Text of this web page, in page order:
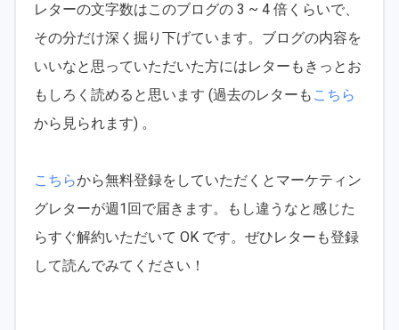
レターの文字数はこのブログの 3 ~ 4 倍くらいで、
その分だけ深く掘り下げています。ブログの内容を
いいなと思っていただいた方にはレターもきっとお
もしろく読めると思います (過去のレターも こちら
から見られます) 。
こちらから無料登録をしていただくとマーケティン
グレターが週1回で届きます。もし違うなと感じた
らすぐ解約いただいて OK です。ぜひレターも登録
して読んでみてください！